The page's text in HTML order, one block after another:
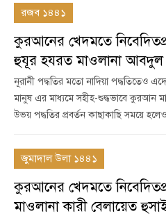
রজব ১৪৪১
কুরআনের খেদমতে
হুযূর হযরত মাওলানা আবদুল
নূরানী পদ্ধতির মতো নাদিয়া পদ্ধতিতেও
মানুষ এর মাধ্যমে সহীহ-শুদ্ধভাবে কুরআন
উভয় পদ্ধতির প্রবর্তন কাছাকাছি সময়ে
জুমাদাল উলা ১৪৪১
কুরআনের খেদমতে
মাওলানা কারী বেলায়েত